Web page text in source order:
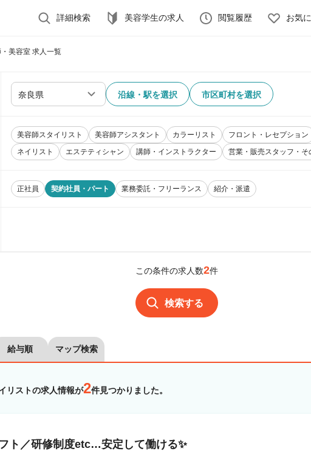
詳細検索 美容学生の求人 閲覧履歴 お気
美容室 求人一覧
沿線・駅を選択 市区町村を選択
美容師スタイリスト 美容師アシスタント カラーリスト フロント・レセプション
ネイリスト
エステティシャン 講師・インストラクター 営業・販売スタッフ・そ
正社員 契約社員・パート 業務委託・フリーランス 紹介・派遣
この条件の求人数2件
検索する
給与順 マップ検索
リストの求人情報が2件見つかりました。
ト／研修制度etc…安定して働ける✨